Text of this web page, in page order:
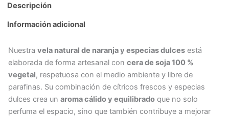
de
y
Especias
Dulces
cantidad
Descripción
Información adicional
Nuestra vela natural de naranja y especias dulces está
elaborada de forma artesanal con cera de soja 100 %
vegetal, respetuosa con el medio ambiente y libre de
parafinas. Su combinación de cítricos frescos y especias
dulces crea un aroma cálido y equilibrado que no solo
perfuma el espacio, sino que también contribuye a mejorar